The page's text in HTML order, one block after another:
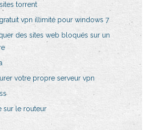
torrent
vpn illimité pour windows 7
des sites web bloqués sur un
votre propre serveur vpn
sur le routeur